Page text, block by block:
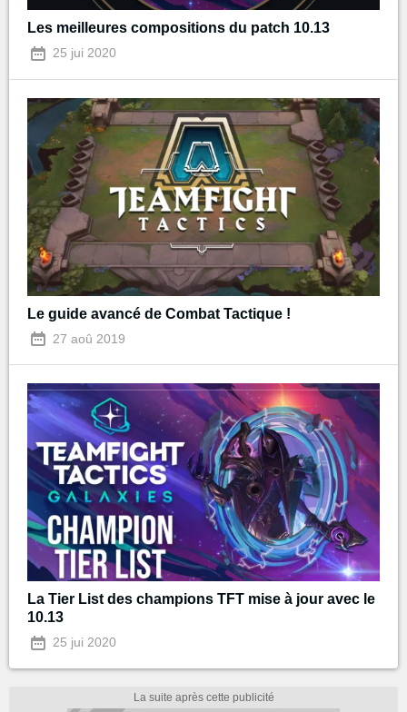
Les meilleures compositions du patch 10.13
25 jui 2020
Le guide avancé de Combat Tactique !
27 aoû 2019
La Tier List des champions TFT mise à jour avec le
10.13
25 jui 2020